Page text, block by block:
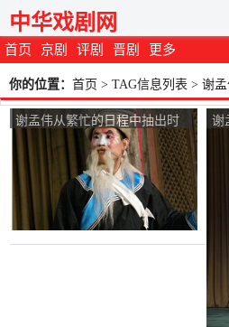
首页 京剧 评剧 晋剧 更多
中华戏剧网
你的位置： 首页 > TAG信息列表 > 谢
谢孟伟从繁忙的日程中抽出时
间学习京剧
谢